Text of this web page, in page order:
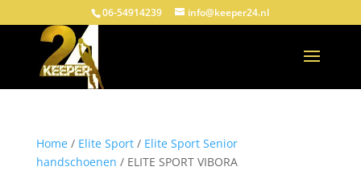
06-54914239 info@keeper24.nl
Home/ Elite Sport/ Elite Sport Senior
handschoenen / ELITE SPORT VIBORA